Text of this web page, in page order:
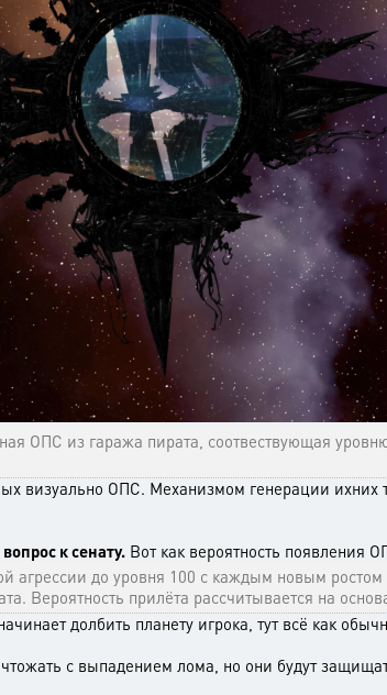
ОПС из гаража пирата, соотвествующая
визуально ОПС. Механизмом генерации ихних
к сенату. Вот как вероятность появления
агрессии до уровня 100 с каждым новым
Вероятность прилёта рассчитывается на
долбить планету игрока, тут всё как
с выпадением лома, но они будут